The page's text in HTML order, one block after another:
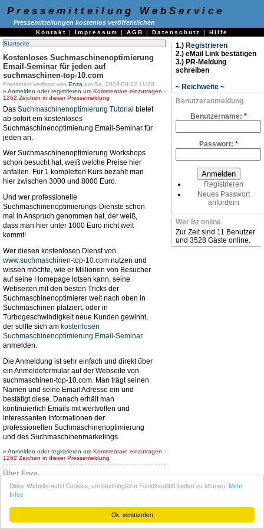
Ok, verstanden
Diese Website nutzt Cookies, um bestmögliche Funktionalität bieten zu können. Mehr
Infos
Pressemitteilung WebService
Pressemitteilungen kostenlos veröffentlichen
Kontakt | Impressum | AGB | Datenschutz | Hilfe
Startseite
Kostenloses Suchmaschinenoptimierung
Email-Seminar für jeden auf
suchmaschinen-top-10.com
Pressetext verfasst von Enza am Sa, 2009-08-22 11:38.
» Anmelden oderregistrieren um Kommentare einzutragen -
1262 Zeichen in dieser Pressemeldung
Das Suchmaschinenoptimierung Tutorial bietet
ab sofort ein kostenloses
Suchmaschinenoptimierung Email-Seminar für
jeden an.
Wer Suchmaschinenoptimierung Workshops
schon besucht hat, weiß welche Preise hier
anfallen. Für 1 kompletten Kurs bezahlt man
hier zwischen 3000 und 8000 Euro.
Und wer professionelle
Suchmaschinenoptimierungs-Dienste schon
mal in Anspruch genommen hat, der weiß,
dass man hier unter 1000 Euro nicht weit
kommt!
Wer diesen kostenlosen Dienst von
www.suchmaschinen-top-10.com nutzen und
wissen möchte, wie er Millionen von Besucher
auf seine Homepage lotsen kann, seine
Webseiten mit den besten Tricks der
Suchmaschinenoptimierer weit nach oben in
Suchmaschinen platziert, oder in
Turbogeschwindigkeit neue Kunden gewinnt,
der sollte sich am kostenlosen
Suchmaschinenoptimierung Email-Seminar
anmelden.
Die Anmeldung ist sehr einfach und direkt über
ein Anmeldeformular auf der Webseite von
suchmaschinen-top-10.com. Man trägt seinen
Namen und seine Email Adresse ein und
bestätigt diese. Danach erhält man
kontinuierlich Emails mit wertvollen und
interessanten Informationen der
professionellen Suchmaschinenoptimierung
und des Suchmaschinenmarketings.
» Anmelden oderregistrieren um Kommentare einzutragen -
1262 Zeichen in dieser Pressemeldung
Über Enza
Komplettes Benutzerprofil betrachten
1.) Registrieren
2.) eMail Link bestätigen
3.) PR-Meldung
schreiben
~ Reichweite ~
Benutzeranmeldung
Benutzername: *
Passwort: *
Registrieren
Neues Passwort
anfordern
Wer ist online
Zur Zeit sind 11 Benutzer
und 3528 Gäste online.